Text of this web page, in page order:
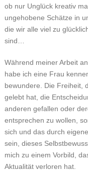
ob nur Unglück kreativ
ungehobene Schätze in
die wir alle viel zu
sind…
Während meiner Arbeit
habe ich eine Frau
bewundere. Die Freiheit,
gelebt hat, die
anderen gefallen oder
entsprechen zu wollen,
sich und das durch
sein, dieses
mich zu einem Vorbild,
Aktualität verloren hat.